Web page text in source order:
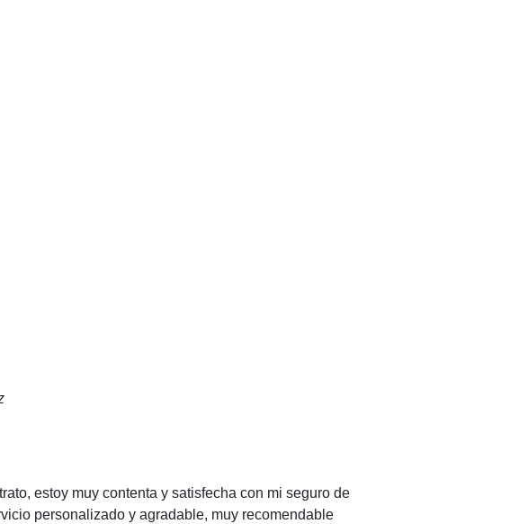
estoy muy contenta y satisfecha con mi seguro de
personalizado y agradable, muy recomendable